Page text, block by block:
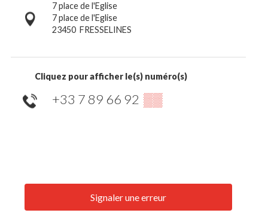
7 place de l'Eglise
7 place de l'Eglise
23450 FRESSELINES
Cliquez pour afficher le(s) numéro(s)
+33 7 89 66 92 ▒▒
Signaler une erreur